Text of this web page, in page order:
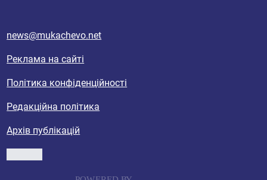
news@mukachevo.net
Реклама на сайті
Політика конфіденційності
Редакційна політика
Архів публікацій